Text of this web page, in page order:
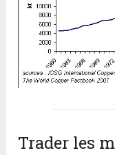
Trader les